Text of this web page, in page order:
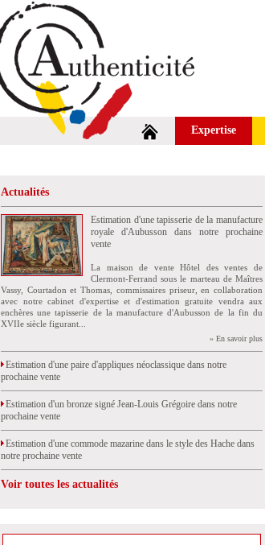
Expertise
Actualités
Estimation d'une tapisserie de la manufacture
royale d'Aubusson dans notre prochaine
vente
La maison de vente Hôtel des ventes de
Clermont-Ferrand sous le marteau de Maîtres
Vassy, Courtadon et Thomas, commissaires priseur, en collaboration
avec notre cabinet d'expertise et d'estimation gratuite vendra aux
enchères une tapisserie de la manufacture d'Aubusson de la fin du
XVIIe siècle figurant...
» En savoir plus
Estimation d'une paire d'appliques néoclassique dans notre
prochaine vente
Estimation d'un bronze signé Jean-Louis Grégoire dans notre
prochaine vente
Estimation d'une commode mazarine dans le style des Hache dans
notre prochaine vente
Voir toutes les actualités